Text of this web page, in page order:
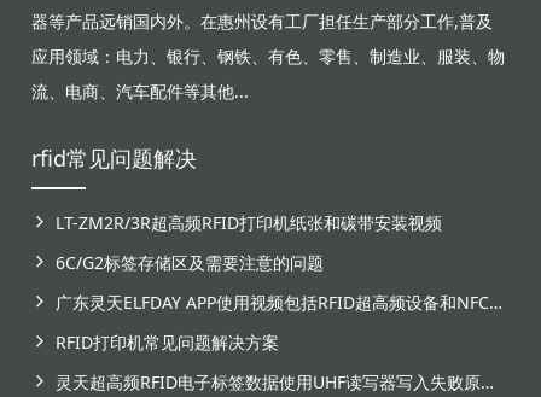
器等产品远销国内外。在惠州设有工厂担任生产部分工作,普及
应用领域：电力、银行、钢铁、有色、零售、制造业、服装、物
流、电商、汽车配件等其他...
rfid常见问题解决
LT-ZM2R/3R超高频RFID打印机纸张和碳带安装视频
6C/G2标签存储区及需要注意的问题
广东灵天ELFDAY APP使用视频包括RFID超高频设备和NFC芯片标签感应
RFID打印机常见问题解决方案
灵天超高频RFID电子标签数据使用UHF读写器写入失败原因分析